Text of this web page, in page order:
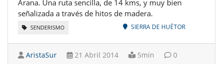
Arana. Una ruta sencilla, de 14 kms, y muy bien
señalizada a través de hitos de madera.
SENDERISMO SIERRA DE HUÉTOR
AristaSur 21 Abril 2014 5min 0